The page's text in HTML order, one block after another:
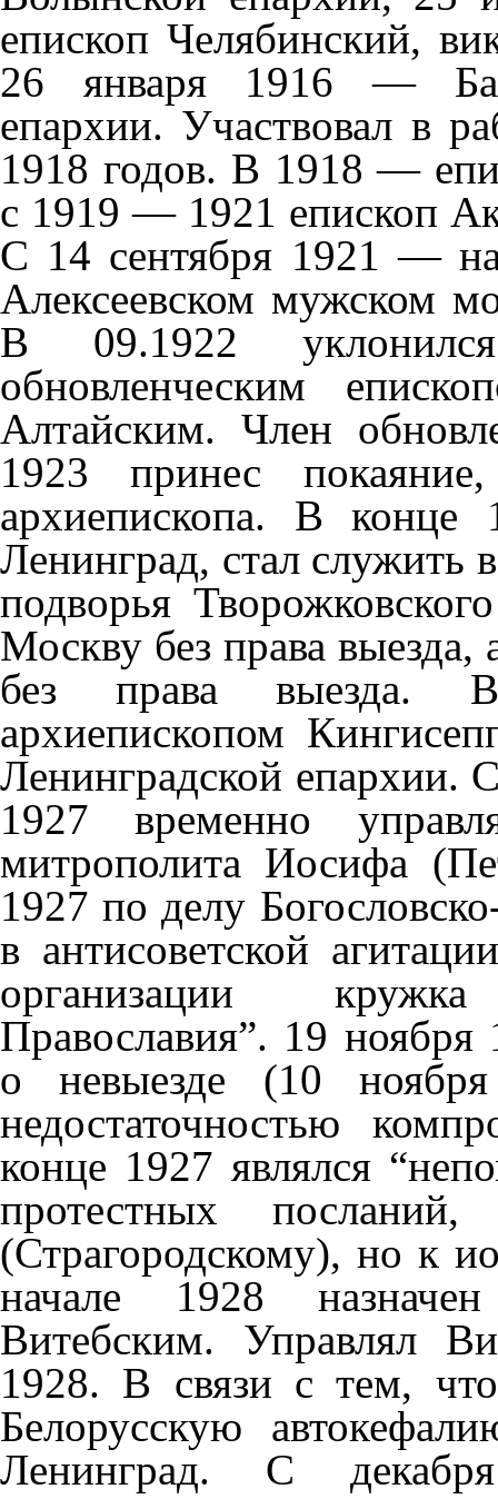
епископ Челябинский,
26 января 1916 —
епархии. Участвовал в
1918 годов. В 1918 —
с 1919 — 1921 епископ
С 14 сентября 1921 —
Алексеевском мужском
В 09.1922
обновленческим
Алтайским. Член
1923 принес
архиепископа. В
Ленинград, стал служить
подворья
Москву без права
без права выезда.
архиепископом
Ленинградской епархии.
1927 временно
митрополита Иосифа
1927 по делу
в антисоветской
организации
Православия”. 19
о невыезде (10
недостаточностью
конце 1927 являлся
протестных
(Страгородскому), но к
начале 1928
Витебским. Управлял
1928. В связи с тем,
Белорусскую
Ленинград. С